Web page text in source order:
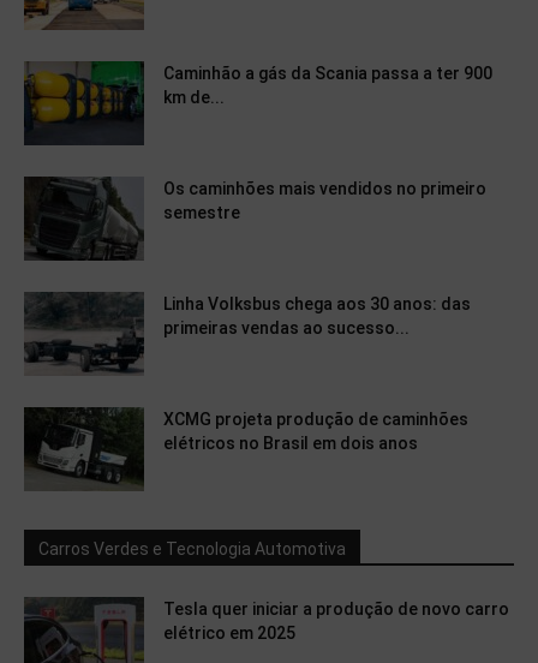
Caminhão a gás da Scania passa a ter 900
km de...
Os caminhões mais vendidos no primeiro
semestre
Linha Volksbus chega aos 30 anos: das
primeiras vendas ao sucesso...
XCMG projeta produção de caminhões
elétricos no Brasil em dois anos
Carros Verdes e Tecnologia Automotiva
Tesla quer iniciar a produção de novo carro
elétrico em 2025